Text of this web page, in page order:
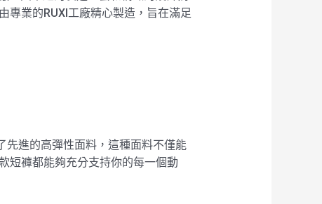
專業的RUXI工廠精心製造，旨在滿足
先進的高彈性面料，這種面料不僅能
短褲都能夠充分支持你的每一個動